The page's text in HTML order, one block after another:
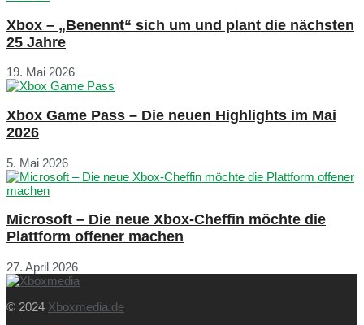
Xbox – „Benennt“ sich um und plant die nächsten
25 Jahre
19. Mai 2026
Xbox Game Pass – Die neuen Highlights im Mai
2026
5. Mai 2026
Microsoft – Die neue Xbox-Cheffin möchte die
Plattform offener machen
27. April 2026
© 2024 Xboxmedia.de